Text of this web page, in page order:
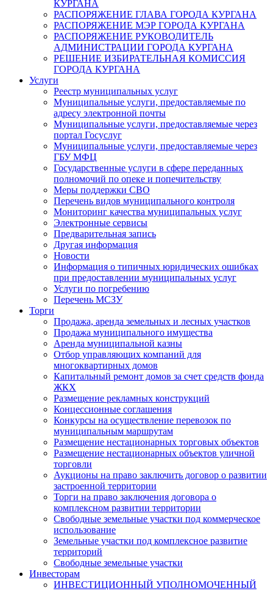
КУРГАНА
РАСПОРЯЖЕНИЕ ГЛАВА ГОРОДА КУРГАНА
РАСПОРЯЖЕНИЕ МЭР ГОРОДА КУРГАНА
РАСПОРЯЖЕНИЕ РУКОВОДИТЕЛЬ
АДМИНИСТРАЦИИ ГОРОДА КУРГАНА
РЕШЕНИЕ ИЗБИРАТЕЛЬНАЯ КОМИССИЯ
ГОРОДА КУРГАНА
Услуги
Реестр муниципальных услуг
Муниципальные услуги, предоставляемые по
адресу электронной почты
Муниципальные услуги, предоставляемые через
портал Госуслуг
Муниципальные услуги, предоставляемые через
ГБУ МФЦ
Государственные услуги в сфере переданных
полномочий по опеке и попечительству
Меры поддержки СВО
Перечень видов муниципального контроля
Мониторинг качества муниципальных услуг
Электронные сервисы
Предварительная запись
Другая информация
Новости
Информация о типичных юридических ошибках
при предоставлении муниципальных услуг
Услуги по погребению
Перечень МСЗУ
Торги
Продажа, аренда земельных и лесных участков
Продажа муниципального имущества
Аренда муниципальной казны
Отбор управляющих компаний для
многоквартирных домов
Капитальный ремонт домов за счет средств фонда
ЖКХ
Размещение рекламных конструкций
Концессионные соглашения
Конкурсы на осуществление перевозок по
муниципальным маршрутам
Размещение нестационарных торговых объектов
Размещение нестационарных объектов уличной
торговли
Аукционы на право заключить договор о развитии
застроенной территории
Торги на право заключения договора о
комплексном развитии территории
Свободные земельные участки под коммерческое
использование
Земельные участки под комплексное развитие
территорий
Свободные земельные участки
Инвесторам
ИНВЕСТИЦИОННЫЙ УПОЛНОМОЧЕННЫЙ